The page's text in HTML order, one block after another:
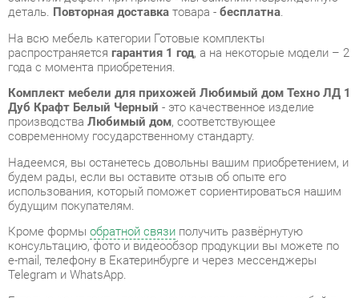
Комплект мебели для прихожей Любимый дом Техно ЛД 1
Дуб Крафт Белый Черный
- это качественное изделие
производстваЛюбимый дом, соответствующее
современному государственному стандарту.
будем рады, если вы оставите отзыв об опыте его
использования, который поможет сориентироваться нашим
будущим покупателям.
консультацию, фото и видеообзор продукции вы можете по
e-mail, телефону в Екатеринбурге и через мессенджеры
Telegram и WhatsApp.
Готовые комплекты также можно сравнить между собой в
нашем шоу-руме и купить Комплект мебели для прихожей
Любимый дом Техно ЛД 1 Дуб Крафт Белый Черный,
самостоятельно забрав его с нашего центрального склада в
г. Екатеринбург. Полный список адресов и магазинов
смотрите на странице